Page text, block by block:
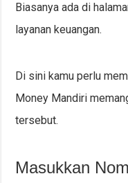
Biasanya ada di
layanan keuangan.
Di sini kamu perlu
Money Mandiri
tersebut.
Masukkan